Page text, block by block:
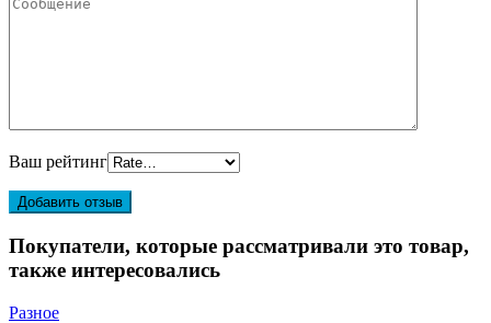
Ваш рейтинг
Покупатели, которые рассматривали это товар,
также интересовались
Разное